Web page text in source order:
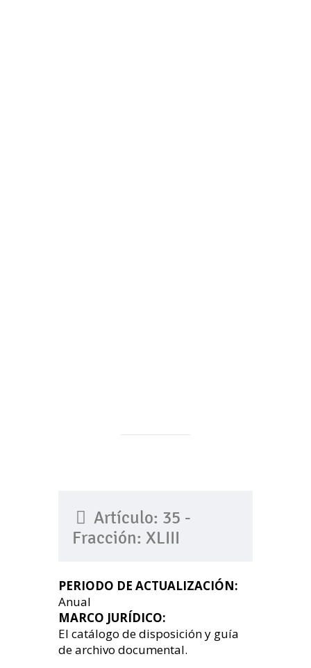
Artículo: 35 -
Fracción: XLIII
PERIODO DE ACTUALIZACIÓN:
Anual
MARCO JURÍDICO:
El catálogo de disposición y guía
de archivo documental.